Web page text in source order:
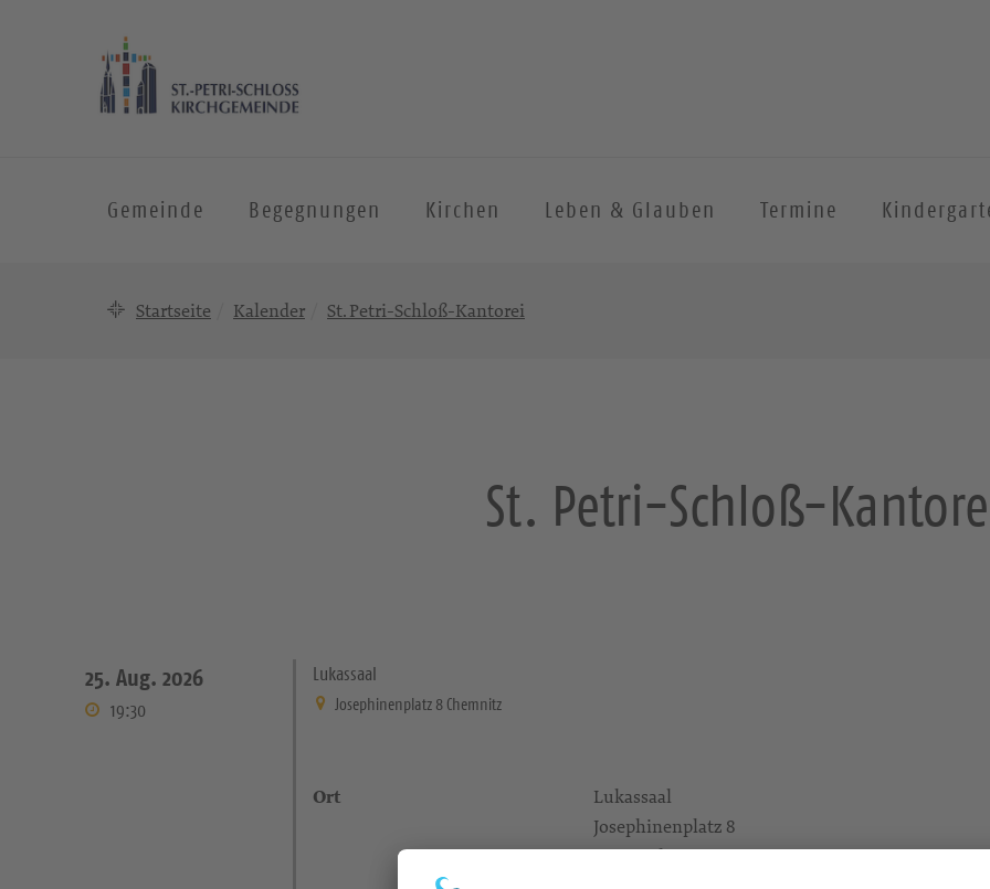
Gemeinde Begegnungen Kirchen Leben & Glauben Termine
Startseite Kalender St. Petri-Schloß-Kantorei
St. Petri-Schloß-
25. Aug. 2026
19:30
Lukassaal
Josephinenplatz 8 Chemnitz
Ort
Lukassaal
Josephinenplatz 8
09113 Chemnitz